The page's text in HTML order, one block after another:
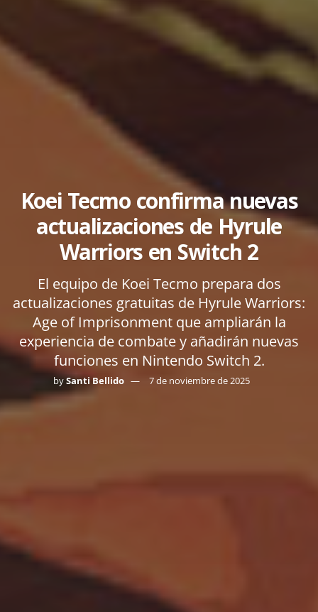
Koei Tecmo confirma nuevas
actualizaciones de Hyrule
Warriors en Switch 2
El equipo de Koei Tecmo prepara dos
actualizaciones gratuitas de Hyrule Warriors:
Age of Imprisonment que ampliarán la
experiencia de combate y añadirán nuevas
funciones en Nintendo Switch 2.
bySanti Bellido 7 de noviembre de 2025